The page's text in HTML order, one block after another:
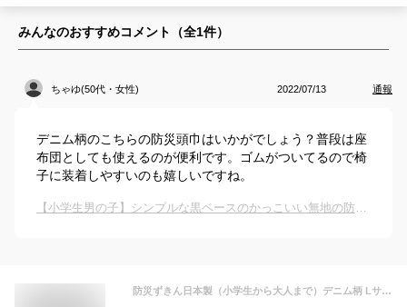
みんなのおすすめコメント（全1件）
ちゃゆ(50代・女性) 2022/07/13 通報
デニム柄のこちらの防災頭巾はいかがでしょう？普段は座
布団としても使えるのが便利です。ゴムがついてるので椅
子に装着しやすいのも嬉しいですね。
【小学生男の子】シンプルな黒ベースのかっこいい無地の防災頭巾のおすすめは？
防災ずきん日本製（小学生から大人まで）デニム柄 Lサイズ 防災クッション（約30×46cm）あす楽